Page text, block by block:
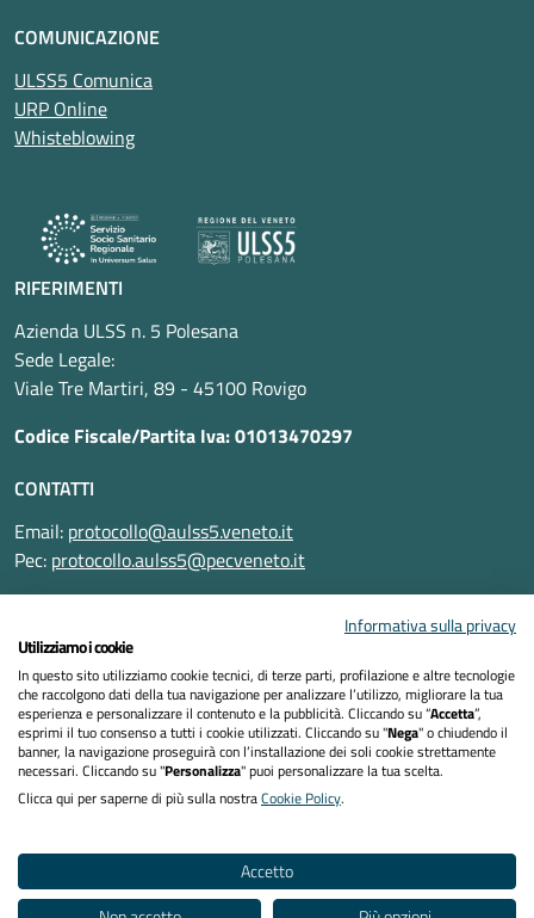
COMUNICAZIONE
ULSS5 Comunica
URP Online
Whisteblowing
RIFERIMENTI
Azienda ULSS n. 5 Polesana
Sede Legale:
Viale Tre Martiri, 89 - 45100 Rovigo
Codice Fiscale/Partita Iva: 01013470297
CONTATTI
Email: protocollo@aulss5.veneto.it
Pec: protocollo.aulss5@pecveneto.it
Informativa privacy
Dichiarazione di accessibilità
Informativa sulla privacy
Utilizziamo i cookie
In questo sito utilizziamo cookie tecnici, di terze parti, profilazione e altre tecnologie
che raccolgono dati della tua navigazione per analizzare l’utilizzo, migliorare la tua
esperienza e personalizzare il contenuto e la pubblicità. Cliccando su “Accetta”,
esprimi il tuo consenso a tutti i cookie utilizzati. Cliccando su "Nega" o chiudendo il
banner, la navigazione proseguirà con l’installazione dei soli cookie strettamente
necessari. Cliccando su "Personalizza" puoi personalizzare la tua scelta.
Clicca qui per saperne di più sulla nostraCookie Policy.
Accetto